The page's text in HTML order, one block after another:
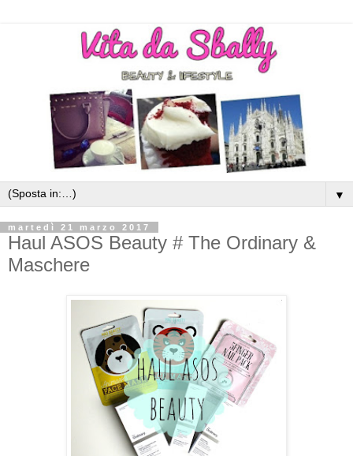
▼
martedì 21 marzo 2017
Haul ASOS Beauty # The Ordinary &
Maschere